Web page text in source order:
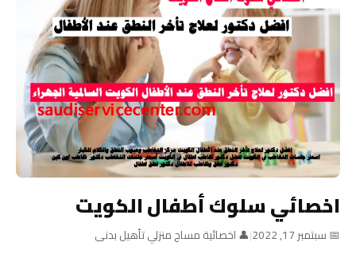
اخصائي سلوك أطفال الكويت
📅 سبتمبر 17, 2022 |👤 اخصائية مساج منزلي تأهيل بدنى